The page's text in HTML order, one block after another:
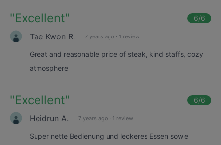
"Excellent" 6/6
Tae Kwon R. 7 years ago · 1 review
Great and reasonable price of steak, kind staffs, cozy
atmosphere
"Excellent" 6/6
Heidrun A. 7 years ago · 1 review
Super nette Bedienung und leckeres Essen sowie